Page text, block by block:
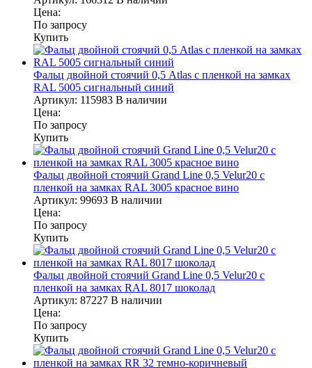
Цена:
По запросу
Купить
Фальц двойной стоячий 0,5 Atlas с пленкой на замках
RAL 5005 сигнальный синий
Артикул: 115983 В наличии
Цена:
По запросу
Купить
Фальц двойной стоячий Grand Line 0,5 Velur20 с
пленкой на замках RAL 3005 красное вино
Артикул: 99693 В наличии
Цена:
По запросу
Купить
Фальц двойной стоячий Grand Line 0,5 Velur20 с
пленкой на замках RAL 8017 шоколад
Артикул: 87227 В наличии
Цена:
По запросу
Купить